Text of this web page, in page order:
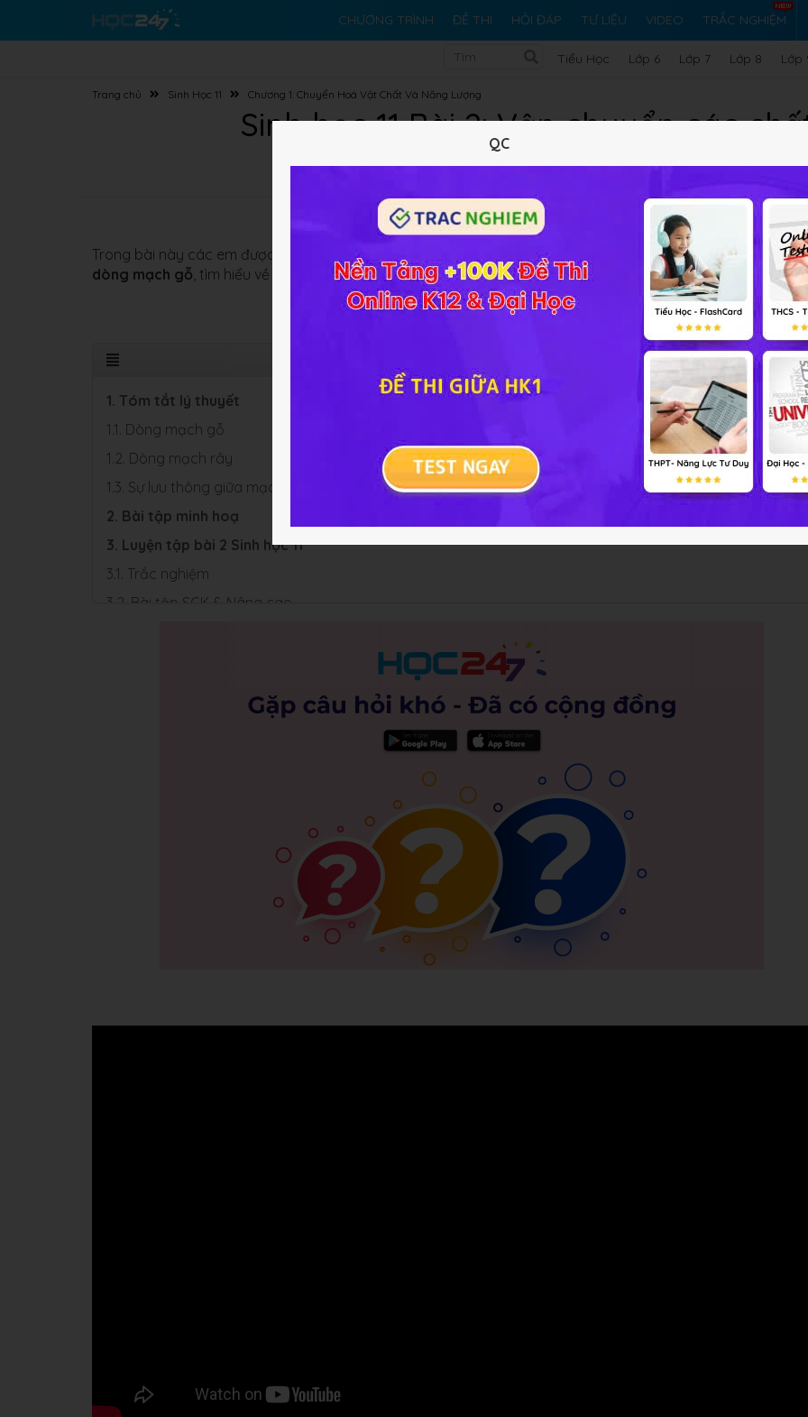
CHƯƠNG TRÌNH ĐỀ THI HỎI ĐÁP TƯ LIỆU VIDEO TRẮC NGHIỆM
Tiểu Học Lớp 6 Lớp 7 Lớp 8 Lớp
Trang chủ Sinh Học 11 Chương 1: Chuyển Hoá Vật Chất Và Năng Lượng
Sinh học 11 Bài 2: Vận chuyển các
Trong bài này các em được học về các dòng vận chuyển vật chất trong cây, cụ thể làdòng mạch rây và
dòng mạch gỗ, tìm hiểu về cấu tạo, thành phần và các động lực đẩy của hai dòng vận chuyển này
1. Tóm tắt lý thuyết
1.1. Dòng mạch gỗ
1.2. Dòng mạch rây
1.3. Sự lưu thông giữa mạch gỗ và mạch rây
2. Bài tập minh hoạ
3. Luyện tập bài 2 Sinh học 11
3.1. Trắc nghiệm
3.2. Bài tập SGK & Nâng cao
QC